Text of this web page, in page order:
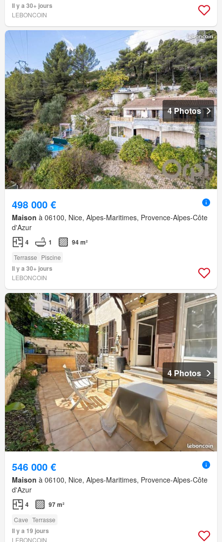
Il y a 30+ jours
LEBONCOIN
4 Photos
498 000 €
Maison à 06100, Nice, Alpes-Maritimes, Provence-Alpes-Côte
d'Azur
4 1 94 m²
Terrasse Piscine
Il y a 30+ jours
LEBONCOIN
4 Photos
546 000 €
Maison à 06100, Nice, Alpes-Maritimes, Provence-Alpes-Côte
d'Azur
4 97 m²
Cave Terrasse
Il y a 19 jours
LEBONCOIN